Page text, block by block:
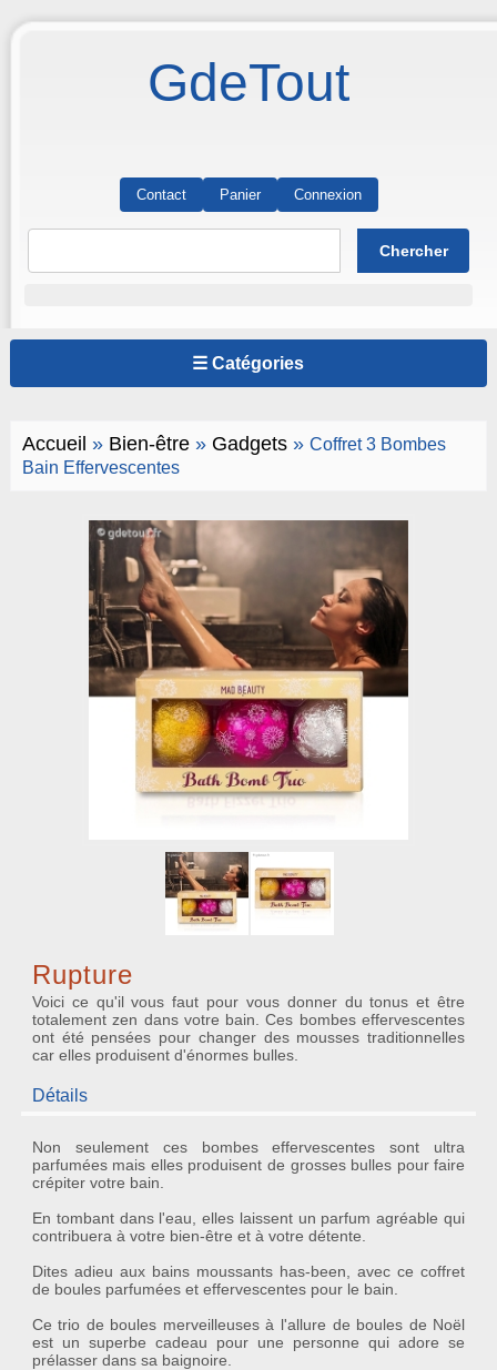
GdeTout
Contact Panier Connexion
☰ Catégories
Accueil » Bien-être» Gadgets» Coffret 3 Bombes
Bain Effervescentes
Rupture
Voici ce qu'il vous faut pour vous donner du tonus et être
totalement zen dans votre bain. Ces bombes effervescentes
ont été pensées pour changer des mousses traditionnelles
car elles produisent d'énormes bulles.
Détails
Non seulement ces bombes effervescentes sont ultra
parfumées mais elles produisent de grosses bulles pour faire
crépiter votre bain.
En tombant dans l'eau, elles laissent un parfum agréable qui
contribuera à votre bien-être et à votre détente.
Dites adieu aux bains moussants has-been, avec ce coffret
de boules parfumées et effervescentespour le bain.
Ce trio de boules merveilleuses à l'allure de boules de Noël
est un superbe cadeau pour une personne qui adore se
prélasser dans sa baignoire.